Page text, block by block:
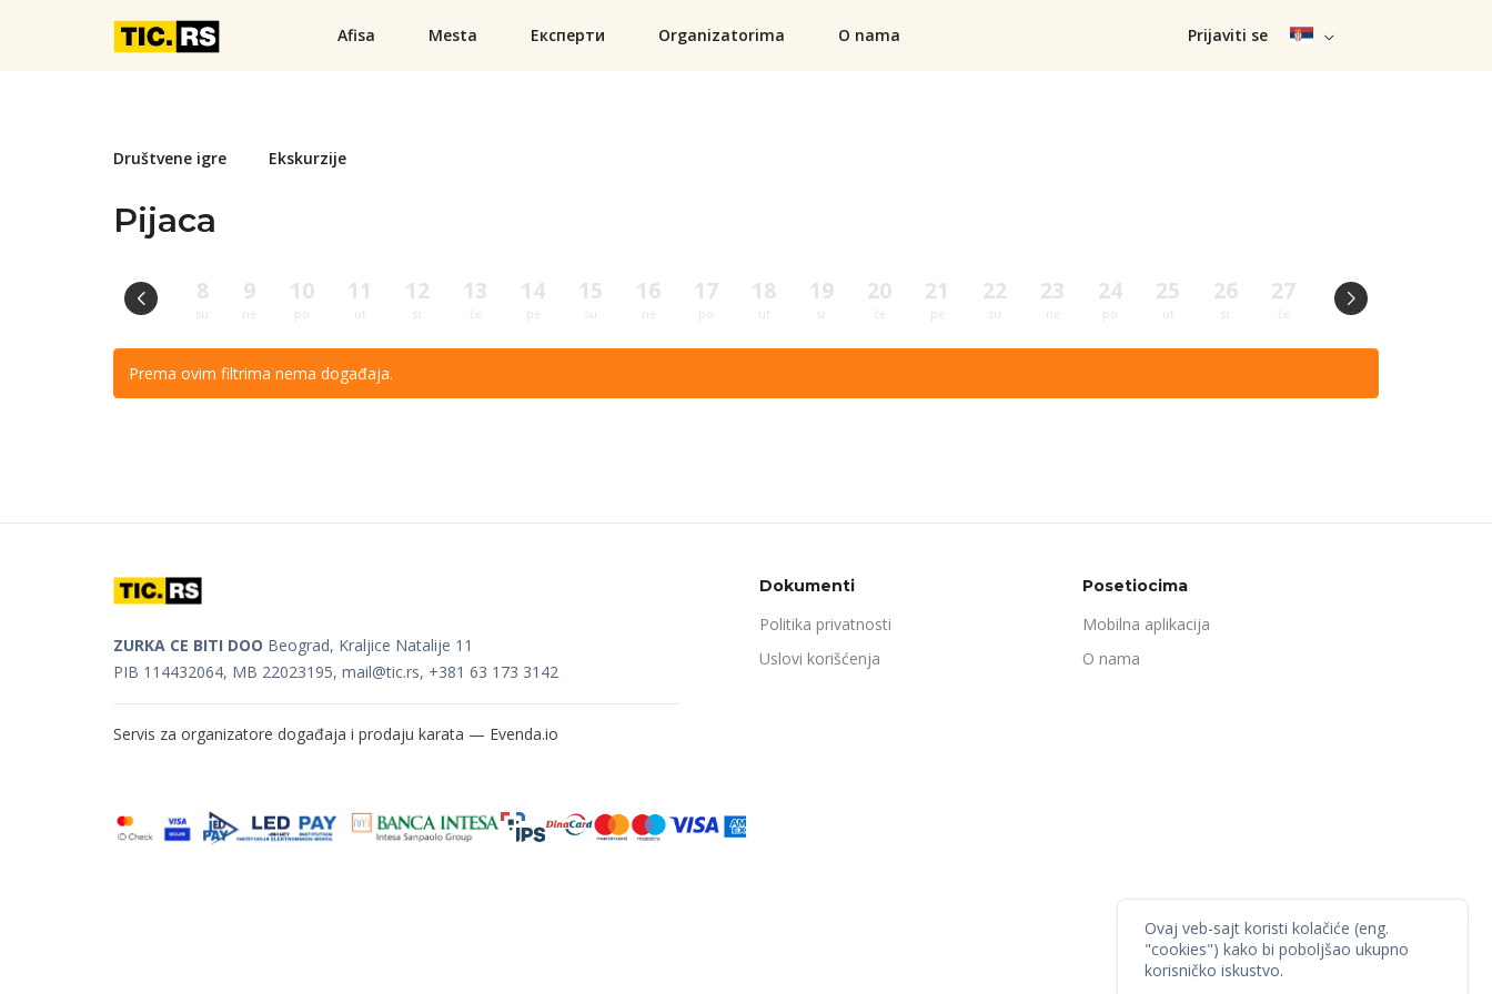
Afisa Mesta Експерти Organizatorima O nama Prijaviti se
Društvene igre Ekskurzije
Pijaca
8
su
9
ne
10
po
11
ut
12
sr
13
če
14
pe
15
su
16
ne
17
po
18
ut
19
sr
20
če
21
pe
22
su
23
ne
24
po
25
ut
26
sr
27
če
28
pe
Prema ovim filtrima nema događaja.
ZURKA CE BITI DOO Beograd, Kraljice Natalije 11
PIB 114432064, MB 22023195, mail@tic.rs, +381 63 173 3142
Servis za organizatore događaja i prodaju karata — Evenda.io
Dokumenti
Politika privatnosti
Uslovi korišćenja
Posetiocima
Mobilna aplikacija
O nama
Ovaj veb-sajt koristi kolačiće (eng.
"cookies") kako bi poboljšao ukupno
korisničko iskustvo.